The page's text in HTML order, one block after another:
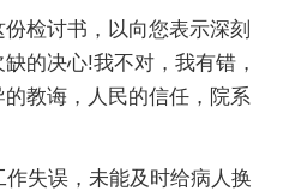
检讨书，以向您表示深刻
的决心!我不对，我有错，
教诲，人民的信任，院系
作失误，未能及时给病人换